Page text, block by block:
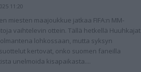
11:20
miesten maajoukkue jatkaa FIFA:n MM-
vaihtelevin ottein. Tällä hetkellä Huuhkajat
lohkossaan, mutta syksyn
kertovat, onko suomen faneilla
unelmoida kisapaikasta....